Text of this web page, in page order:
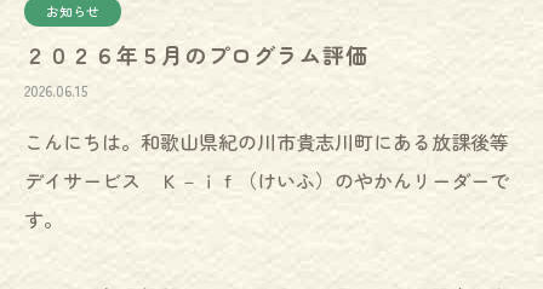
お知らせ
２０２６年５月のプログラム評価
2026.06.15
こんにちは。和歌山県紀の川市貴志川町にある放課後等
デイサービス Ｋ－ｉｆ（けいふ）のやかんリーダーで
す。